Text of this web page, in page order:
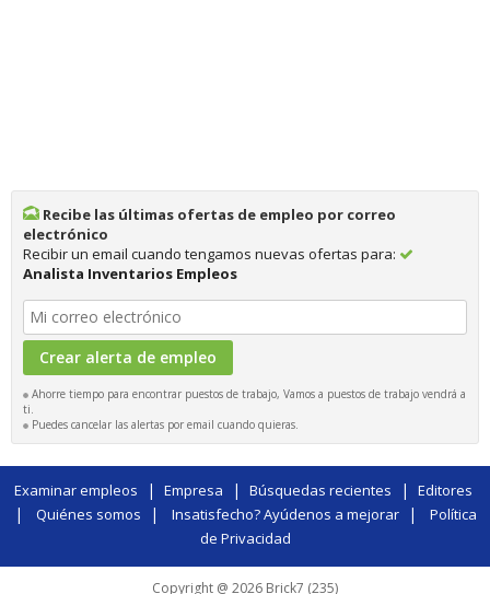
Recibe las últimas ofertas de empleo por correo
electrónico
Recibir un email cuando tengamos nuevas ofertas para:
Analista Inventarios Empleos
Ahorre tiempo para encontrar puestos de trabajo, Vamos a puestos de trabajo vendrá a
ti.
Puedes cancelar las alertas por email cuando quieras.
Examinar empleos | Empresa | Búsquedas recientes | Editores
| Quiénes somos | Insatisfecho? Ayúdenos a mejorar|
Política
de Privacidad
Copyright @ 2026 Brick7 (235)